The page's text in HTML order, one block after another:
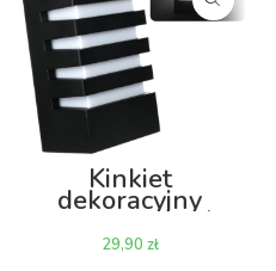
Kinkiet
dekoracyjny
zewnętrzny /
wewnętrzny
zł